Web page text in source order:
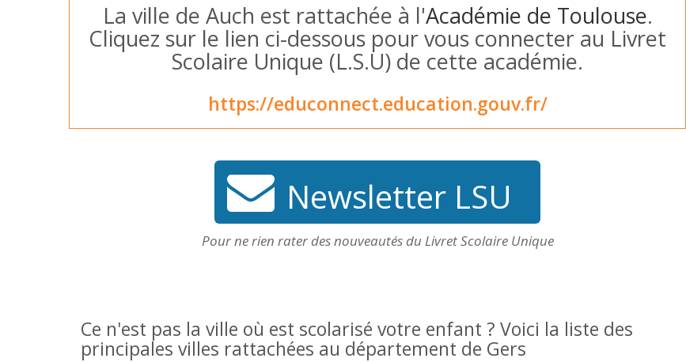
La ville de Auch est rattachée à l'Académie de Toulouse.
Cliquez sur le lien ci-dessous pour vous connecter au Livret
Scolaire Unique (L.S.U) de cette académie.
https://educonnect.education.gouv.fr/
Newsletter LSU
Pour ne rien rater des nouveautés du Livret Scolaire Unique
Ce n'est pas la ville où est scolarisé votre enfant ? Voici la liste des
principales villes rattachées au département de Gers